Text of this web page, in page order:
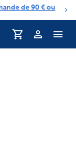
de 90 € ou
Profil